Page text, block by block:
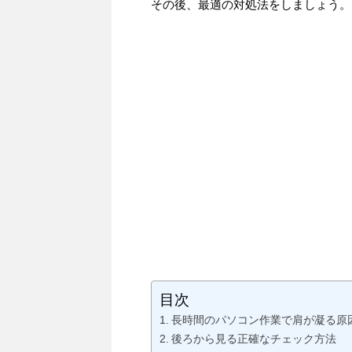
その後、最適の対処法をしましょう。
目次
長時間のパソコン作業で肩が凝る原
後ろから見る正確なチェック方法